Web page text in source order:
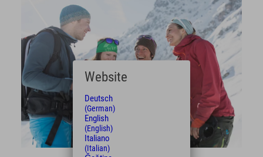
Website
Deutsch
(German)
English
(English)
Italiano
(Italian)